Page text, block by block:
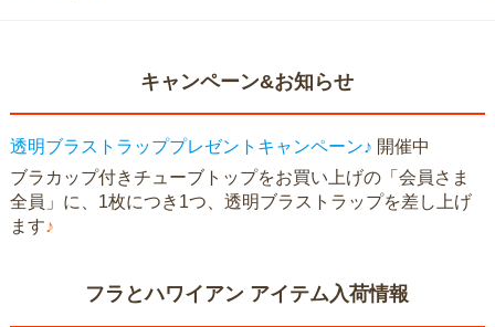
キャンペーン&お知らせ
透明ブラストラッププレゼントキャンペーン♪ 開催中
ブラカップ付きチューブトップをお買い上げの「会員さま
全員」に、1枚につき1つ、透明ブラストラップを差し上げ
ます♪
フラとハワイアン アイテム入荷情報